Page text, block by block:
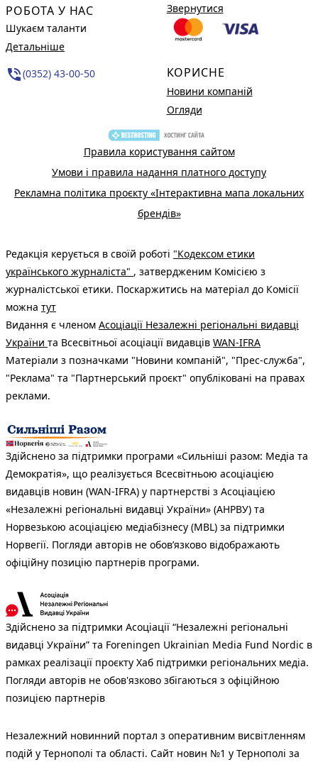
РОБОТА У НАС
Шукаєм таланти
Детальніше
phone_in_talk(0352) 43-00-50
Звернутися
КОРИСНЕ
Новини компаній
Огляди
Правила користування сайтом
Умови і правила надання платного доступу
Рекламна політика проєкту «Інтерактивна мапа локальних
брендів»
Редакція керується в своїй роботі "Кодексом етики
українського журналіста" , затвердженим Комісією з
журналістської етики. Поскаржитись на матеріал до Комісії
можна тут
Видання є членом Асоціації Незалежні регіональні видавці
України та Всесвітньої асоціації видавців WAN-IFRA
Матеріали з позначками "Новини компаній", "Прес-служба",
"Реклама" та "Партнерський проєкт" опубліковані на правах
реклами.
Здійснено за підтримки програми «Сильніші разом: Медіа та
Демократія», що реалізується Всесвітньою асоціацією
видавців новин (WAN-IFRA) у партнерстві з Асоціацією
«Незалежні регіональні видавці України» (АНРВУ) та
Норвезькою асоціацією медіабізнесу (MBL) за підтримки
Норвегії. Погляди авторів не обов’язково відображають
офіційну позицію партнерів програми.
Здійснено за підтримки Асоціації “Незалежні регіональні
видавці України” та Foreningen Ukrainian Media Fund Nordic в
рамках реалізації проєкту Хаб підтримки регіональних медіа.
Погляди авторів не обов'язково збігаються з офіційною
позицією партнерів
Незалежний новинний портал з оперативним висвітленням
подій у Тернополі та області. Сайт новин №1 у Тернополі за